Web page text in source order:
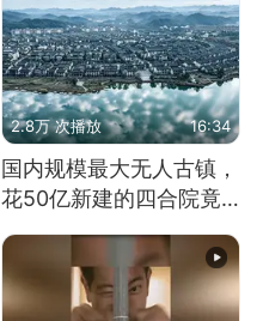
2.8万 次播放 16:34
国内规模最大无人古镇，
花50亿新建的四合院竟
没人住，发生了啥